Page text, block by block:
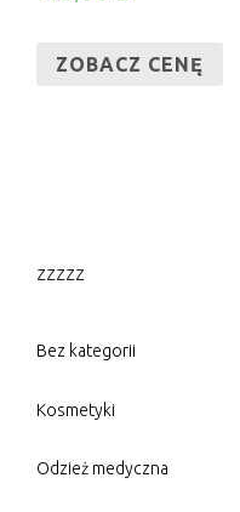
ZOBACZ CENĘ
zzzzz
Bez kategorii
Kosmetyki
Odzież medyczna